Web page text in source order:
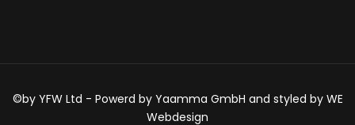
©by YFW Ltd - Powerd by Yaamma GmbH and styled by WE
Webdesign